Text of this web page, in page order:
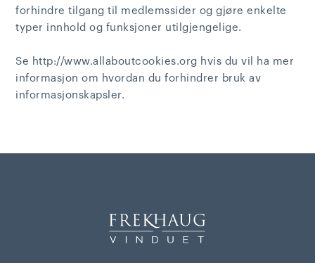
forhindre tilgang til medlemssider og gjøre enkelte
typer innhold og funksjoner utilgjengelige.
Se http://www.allaboutcookies.org hvis du vil ha mer
informasjon om hvordan du forhindrer bruk av
informasjonskapsler.